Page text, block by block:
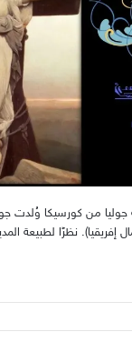
من كورسيكا وُلدت
نظرًا لطبيعة